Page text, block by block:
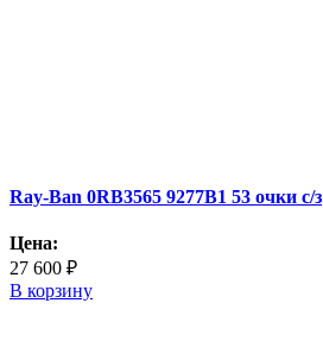
Ray-Ban 0RB3565 9277B1 53 очки с/з
Цена:
27 600 ₽
В корзину